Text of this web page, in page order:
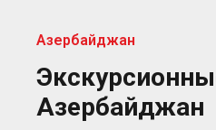
Азербайджан
Азербайджан